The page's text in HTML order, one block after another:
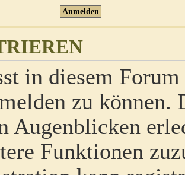
in diesem
zu
Augenblicken
Funktionen